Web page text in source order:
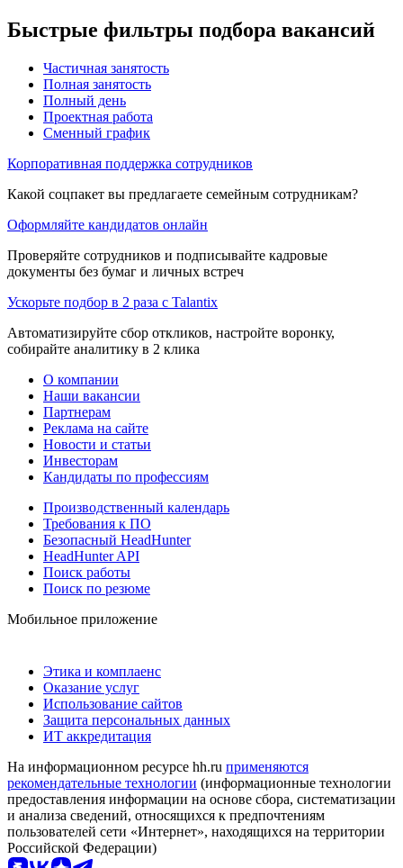
Быстрые фильтры подбора вакансий
Частичная занятость
Полная занятость
Полный день
Проектная работа
Сменный график
Корпоративная поддержка сотрудников
Какой соцпакет вы предлагаете семейным сотрудникам?
Оформляйте кандидатов онлайн
Проверяйте сотрудников и подписывайте кадровые
документы без бумаг и личных встреч
Ускорьте подбор в 2 раза с Talantix
Автоматизируйте сбор откликов, настройте воронку,
собирайте аналитику в 2 клика
О компании
Наши вакансии
Партнерам
Реклама на сайте
Новости и статьи
Инвесторам
Кандидаты по профессиям
Производственный календарь
Требования к ПО
Безопасный HeadHunter
HeadHunter API
Поиск работы
Поиск по резюме
Мобильное приложение
Этика и комплаенс
Оказание услуг
Использование сайтов
Защита персональных данных
ИТ аккредитация
На информационном ресурсе hh.ru применяются
рекомендательные технологии (информационные технологии
предоставления информации на основе сбора, систематизации
и анализа сведений, относящихся к предпочтениям
пользователей сети «Интернет», находящихся на территории
Российской Федерации)